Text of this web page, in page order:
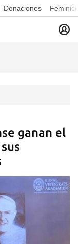
Donaciones
ganan el